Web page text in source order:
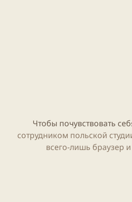
Чтобы почувствовать
сотрудником польской
всего-лишь браузер и